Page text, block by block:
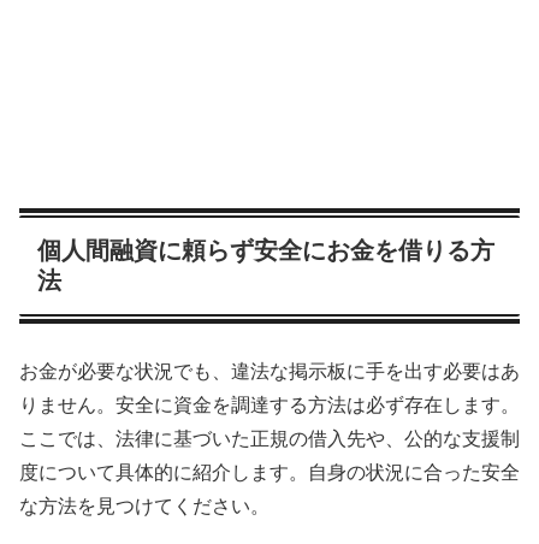
個人間融資に頼らず安全にお金を借りる方
法
お金が必要な状況でも、違法な掲示板に手を出す必要はあ
りません。安全に資金を調達する方法は必ず存在します。
ここでは、法律に基づいた正規の借入先や、公的な支援制
度について具体的に紹介します。自身の状況に合った安全
な方法を見つけてください。